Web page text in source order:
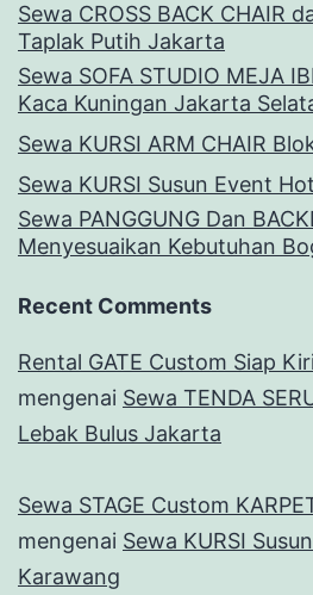
Sewa CROSS BACK CHAIR
Taplak Putih Jakarta
Sewa SOFA STUDIO MEJA
Kaca Kuningan Jakarta
Sewa KURSI ARM CHAIR
Sewa KURSI Susun Event
Sewa PANGGUNG Dan
Menyesuaikan Kebutuhan
Recent Comments
Rental GATE Custom Siap
mengenai Sewa TENDA
Lebak Bulus Jakarta
Sewa STAGE Custom
mengenai Sewa KURSI
Karawang